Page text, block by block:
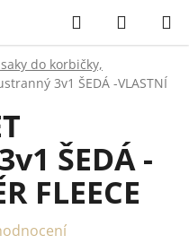
Hledat
KOŠÍK
do korbičky,
3v1 ŠEDÁ -VLASTNÍ
ŠEDÁ -
FLEECE